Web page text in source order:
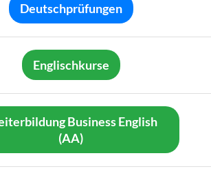
Deutschprüfungen
Englischkurse
Business English
(AA)